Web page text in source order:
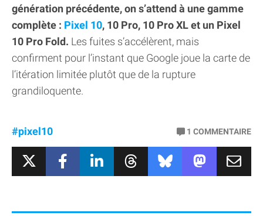
génération précédente, on s’attend à une gamme
complète : Pixel 10, 10 Pro, 10 Pro XL et un Pixel
10 Pro Fold. Les fuites s’accélèrent, mais
confirment pour l’instant que Google joue la carte de
l’itération limitée plutôt que de la rupture
grandiloquente.
#pixel10 1 COMMENTAIRE